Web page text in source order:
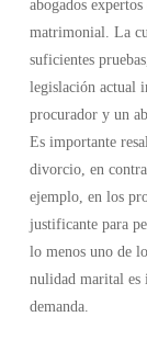
abogados
matrimonial. La
suficientes
legislación actual
procurador y un
Es importante
divorcio, en
ejemplo, en los
justificante para
lo menos uno de
nulidad marital es
demanda.